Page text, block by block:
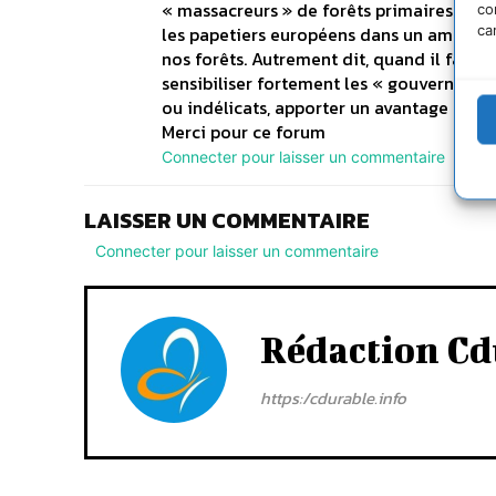
« massacreurs » de forêts primaires
les papetiers européens dans un
nos forêts. Autrement dit, quand il faut
sensibiliser fortement les «
ou indélicats, apporter un avantage
Merci pour ce forum
Connecter pour laisser un commentaire
LAISSER UN COMMENTAIRE
Connecter pour laisser un commentaire
Rédaction
https:/cdurable.info